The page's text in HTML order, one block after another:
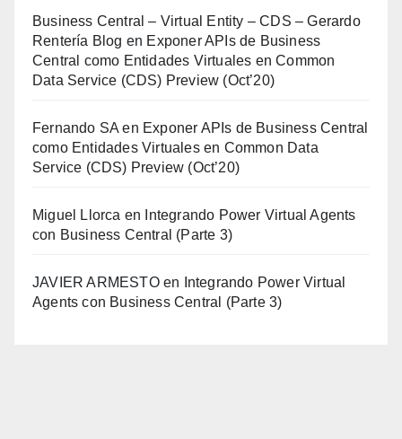
Business Central – Virtual Entity – CDS – Gerardo
Rentería Blog en Exponer APIs de Business
Central como Entidades Virtuales en Common
Data Service (CDS) Preview (Oct’20)
Fernando SA en Exponer APIs de Business Central
como Entidades Virtuales en Common Data
Service (CDS) Preview (Oct’20)
Miguel Llorca en
Integrando Power Virtual Agents
con Business Central (Parte 3)
JAVIER ARMESTOen
Integrando Power Virtual
Agents con Business Central (Parte 3)